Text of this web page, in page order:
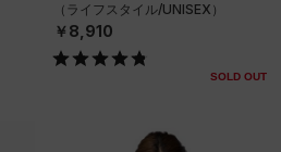
（ライフスタイル/UNISEX）
￥8,910
SOLD OUT